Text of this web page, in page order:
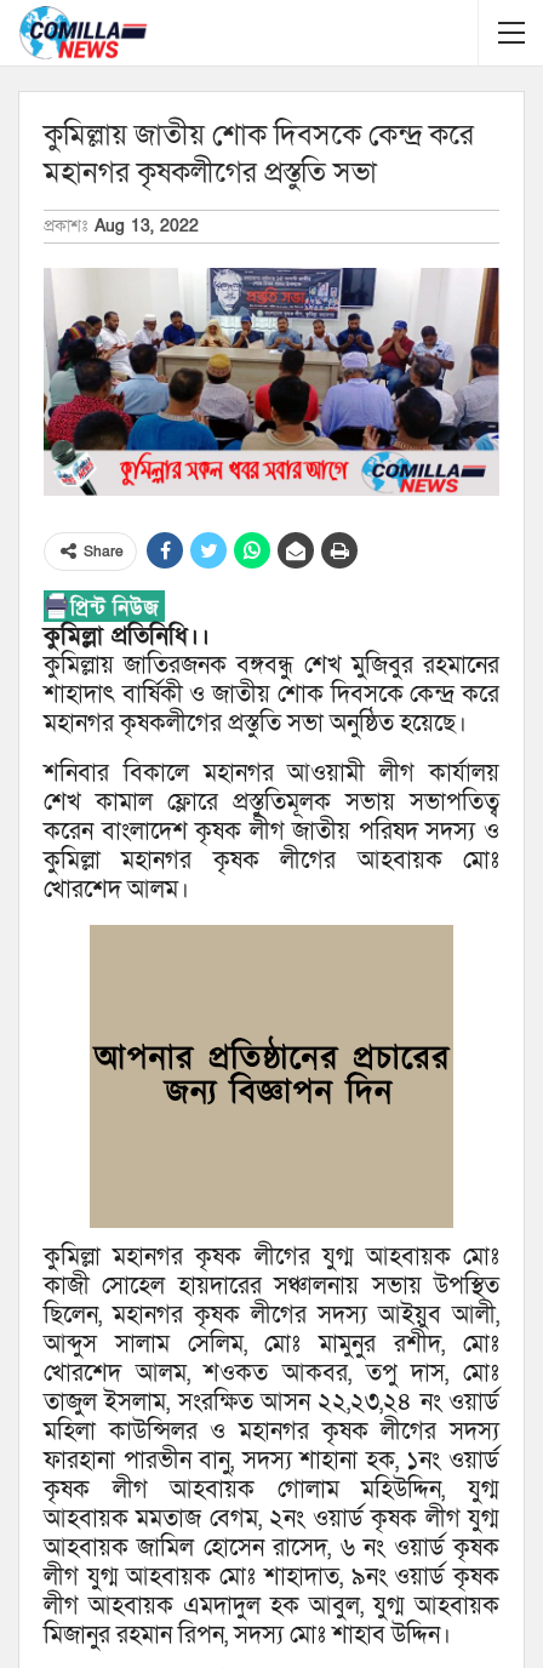
কুমিল্লায় জাতীয় শোক দিবসকে কেন্দ্র করে
মহানগর কৃষকলীগের প্রস্তুতি সভা
প্রকাশঃ Aug 13, 2022
Share
কুমিল্লা প্রতিনিধি।।
কুমিল্লায় জাতিরজনক বঙ্গবন্ধু শেখ মুজিবুর রহমানের
শাহাদাৎ বার্ষিকী ও জাতীয় শোক দিবসকে কেন্দ্র করে
মহানগর কৃষকলীগের প্রস্তুতি সভা অনুষ্ঠিত হয়েছে।
শনিবার বিকালে মহানগর আওয়ামী লীগ কার্যালয়
শেখ কামাল ফ্লোরে প্রস্তুতিমূলক সভায় সভাপতিত্ব
করেন বাংলাদেশ কৃষক লীগ জাতীয় পরিষদ সদস্য ও
কুমিল্লা মহানগর কৃষক লীগের আহবায়ক মোঃ
খোরশেদ আলম।
কুমিল্লা মহানগর কৃষক লীগের যুগ্ম আহবায়ক মোঃ
কাজী সোহেল হায়দারের সঞ্চালনায় সভায় উপস্থিত
ছিলেন, মহানগর কৃষক লীগের সদস্য আইয়ুব আলী,
আব্দুস সালাম সেলিম, মোঃ মামুনুর রশীদ, মোঃ
খোরশেদ আলম, শওকত আকবর, তপু দাস, মোঃ
তাজুল ইসলাম, সংরক্ষিত আসন ২২,২৩,২৪ নং ওয়ার্ড
মহিলা কাউন্সিলর ও মহানগর কৃষক লীগের সদস্য
ফারহানা পারভীন বানু, সদস্য শাহানা হক, ১নং ওয়ার্ড
কৃষক লীগ আহবায়ক গোলাম মহিউদ্দিন, যুগ্ম
আহবায়ক মমতাজ বেগম, ২নং ওয়ার্ড কৃষক লীগ যুগ্ম
আহবায়ক জামিল হোসেন রাসেদ, ৬ নং ওয়ার্ড কৃষক
লীগ যুগ্ম আহবায়ক মোঃ শাহাদাত, ৯নং ওয়ার্ড কৃষক
লীগ আহবায়ক এমদাদুল হক আবুল, যুগ্ম আহবায়ক
মিজানুর রহমান রিপন, সদস্য মোঃ শাহাব উদ্দিন।